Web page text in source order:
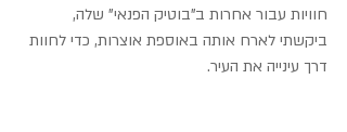
חוויות עבור אחרות ב"בוטיק הפנאי" שלה,
ביקשתי לארח אותה באוספת אוצרות, כדי לחוות
דרך עינייה את העיר.